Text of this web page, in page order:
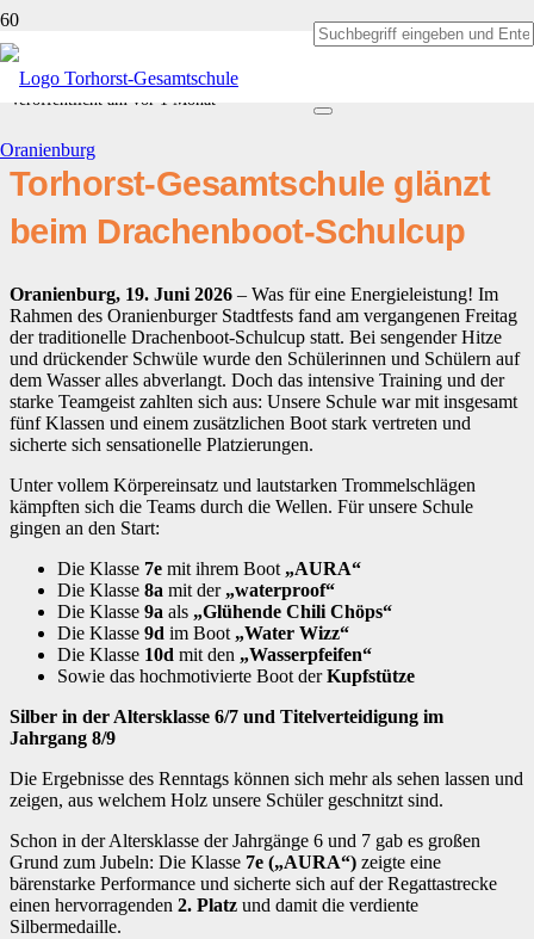
Hitze, Herzblut und Medaillen
Veröffentlicht am vor 1 Monat
Torhorst-Gesamtschule glänzt
beim Drachenboot-Schulcup
Oranienburg, 19. Juni 2026 – Was für eine Energieleistung! Im
Rahmen des Oranienburger Stadtfests fand am vergangenen Freitag
der traditionelle Drachenboot-Schulcup statt. Bei sengender Hitze
und drückender Schwüle wurde den Schülerinnen und Schülern auf
dem Wasser alles abverlangt. Doch das intensive Training und der
starke Teamgeist zahlten sich aus: Unsere Schule war mit insgesamt
fünf Klassen und einem zusätzlichen Boot stark vertreten und
sicherte sich sensationelle Platzierungen.
Unter vollem Körpereinsatz und lautstarken Trommelschlägen
kämpften sich die Teams durch die Wellen. Für unsere Schule
gingen an den Start:
Die Klasse 7e mit ihrem Boot „AURA“
Die Klasse 8a mit der „waterproof“
Die Klasse 9a als „Glühende Chili Chöps“
Die Klasse 9d im Boot „Water Wizz“
Die Klasse 10d mit den „Wasserpfeifen“
Sowie das hochmotivierte Boot derKupfstütze
Silber in der Altersklasse 6/7 und Titelverteidigung im
Jahrgang 8/9
Die Ergebnisse des Renntags können sich mehr als sehen lassen und
zeigen, aus welchem Holz unsere Schüler geschnitzt sind.
Schon in der Altersklasse der Jahrgänge 6 und 7 gab es großen
Grund zum Jubeln: Die Klasse 7e („AURA“) zeigte eine
bärenstarke Performance und sicherte sich auf der Regattastrecke
einen hervorragenden 2. Platz und damit die verdiente
Silbermedaille.